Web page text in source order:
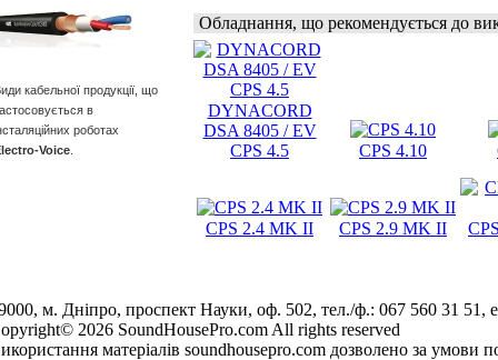
кабельної продукції, що
в
роботах
Voice
Обладнання, що рекомендується до
DYNACORD
DSA 8405 / EV
CPS 4.5
CPS 4.10
CPS 2.4 MK II CPS 2.9 MK II
м. Дніпро, проспект Науки, оф. 502, тел./ф.: 067 560 31 51,
2026 SoundHousePro.com All rights reserved
матеріалів soundhousepro.com дозволено за умови